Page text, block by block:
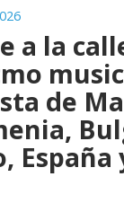
a la
de
España